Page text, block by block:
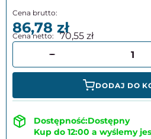
86,78 70,55
DODAJ DO
Dostępny
Kup do 12:00 a wyślemy